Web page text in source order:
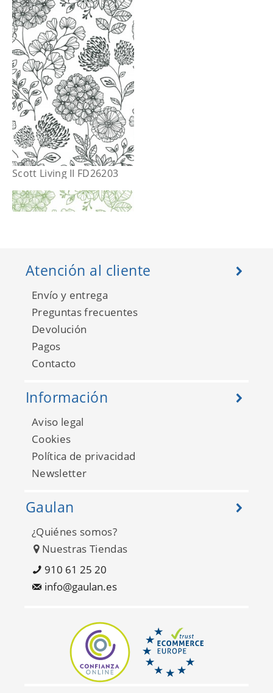
Scott Living II FD26203
Scott Living II FD26204
Scott Living II FD26205
Atención al cliente
Envío y entrega
Preguntas frecuentes
Devolución
Pagos
Contacto
Información
Aviso legal
Cookies
Política de privacidad
Newsletter
Gaulan
¿Quiénes somos?
Nuestras Tiendas
910 61 25 20
info@gaulan.es